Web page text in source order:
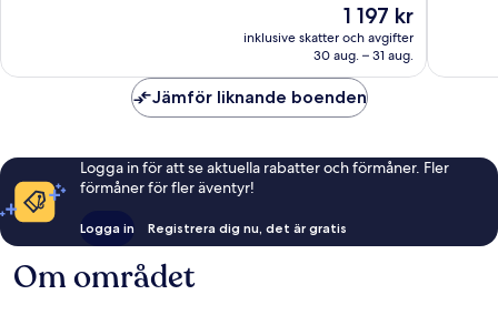
Priset
är
1 197 kr
1 197 kr
inklusive skatter och avgifter
30 aug. – 31 aug.
Jämför liknande boenden
Logga in för att se aktuella rabatter och förmåner. Fler
förmåner för fler äventyr!
Logga in Registrera dig nu, det är gratis
Om området